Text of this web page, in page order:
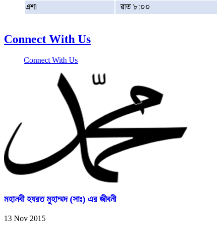
এশা
রাত ৮:০০
Connect With Us
Connect With Us
মহানবী হযরত মুহাম্মদ (সাঃ) এর জীবনী
13 Nov 2015